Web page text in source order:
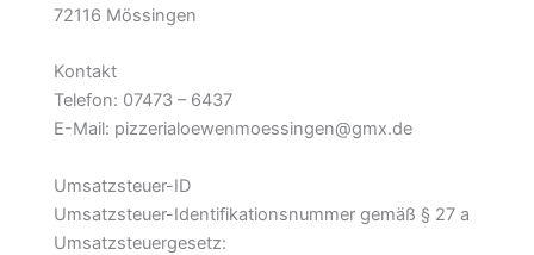
72116 Mössingen
Kontakt
Telefon: 07473 – 6437
E-Mail: pizzerialoewenmoessingen@gmx.de
Umsatzsteuer-ID
Umsatzsteuer-Identifikationsnummer gemäß § 27 a
Umsatzsteuergesetz: